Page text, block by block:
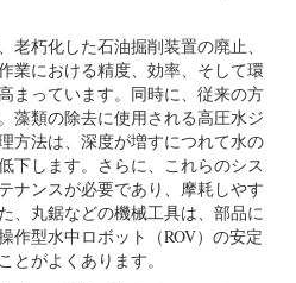
朽化した石油掘削装置の廃止、
業における精度、効率、そして環
まっています。同時に、従来の方
藻類の除去に使用される高圧水ジ
方法は、深度が増すにつれて水の
下します。さらに、これらのシス
ナンスが必要であり、摩耗しやす
、丸鋸などの機械工具は、部品に
作型水中ロボット（ROV）の安定
とがよくあります。